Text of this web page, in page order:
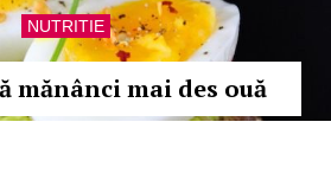
NUTRITIE
mănânci mai des ouă